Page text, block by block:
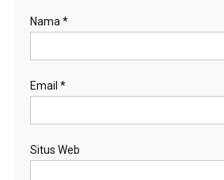
Nama *
Email *
Situs Web